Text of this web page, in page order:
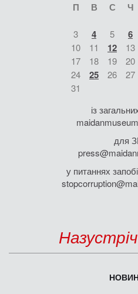
П В С Ч
3 4 5 6
10
11 12 13
17
18 19 20
24
25 26 27
31
із
для
у питаннях